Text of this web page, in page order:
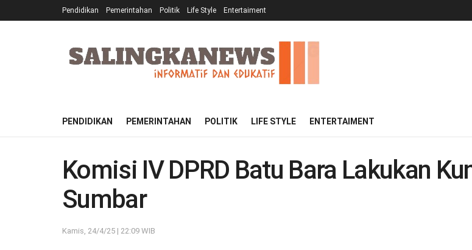
Pendidikan Pemerintahan Politik Life Style Entertaiment
PENDIDIKAN PEMERINTAHAN POLITIK LIFE STYLE ENTERTAIMENT
Komisi IV DPRD Batu Bara Lakukan
Sumbar
Kamis, 24/4/25 | 22:09 WIB